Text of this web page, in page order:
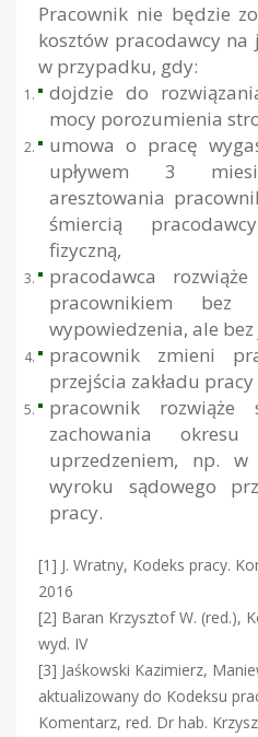
Pracownik nie będzie
kosztów pracodawcy na
w przypadku, gdy:
dojdzie do
mocy porozumienia
umowa o pracę
upływem 3
aresztowania
śmiercią
fizyczną,
pracodawca
pracownikiem bez
wypowiedzenia, ale
pracownik zmieni
przejścia zakładu
pracownik rozwiąże
zachowania
uprzedzeniem, np.
wyroku sądowego
pracy.
[1] J. Wratny, Kodeks pracy.
2016
[2] Baran Krzysztof W. (red.),
wyd. IV
[3] Jaśkowski Kazimierz,
aktualizowany do Kodeksu
Komentarz, red. Dr hab.